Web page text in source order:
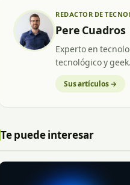
REDACTOR DE
Pere Cuadros
Experto en
tecnológico y
Sus artículos →
Te puede interesar